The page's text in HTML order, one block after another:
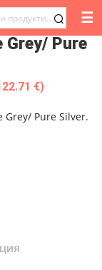
☰
Grey/ Pure
€)
Grey/ Pure Silver.